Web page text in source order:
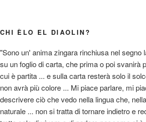
CHI ÈLO EL DIAOLIN?
"Sono un' anima zingara rinchiusa nel segno
su un foglio di carta, che prima o poi svanirà
cui è partita ... e sulla carta resterà solo il
non avrà più colore ... Mi piace parlare, mi
descrivere ciò che vedo nella lingua che,
naturale ... non si tratta di tornare indietro e